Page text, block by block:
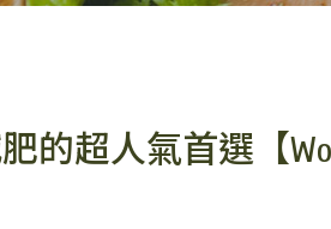
的超人氣首選【